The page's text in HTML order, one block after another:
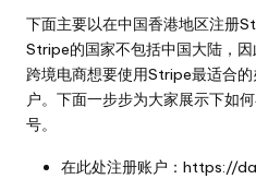
下面主要以在中国香港地区注册
Stripe的国家不包括中国大陆，
跨境电商想要使用Stripe最适合
户。下面一步步为大家展示下如
号。
在此处注册账户： https://